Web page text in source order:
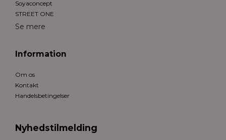
Soyaconcept
STREET ONE
Se mere
Information
Om os
Kontakt
Handelsbetingelser
Nyhedstilmelding